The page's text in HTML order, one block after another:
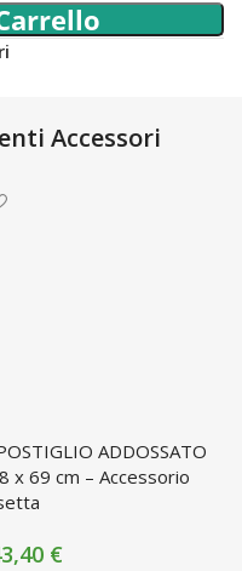
Accessori
ADDOSSATO
x 69 cm – Accessorio
€